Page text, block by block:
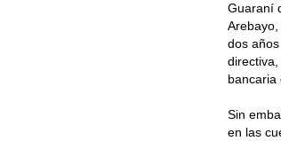
Guaraní
dos
bancaria
Sin
en las